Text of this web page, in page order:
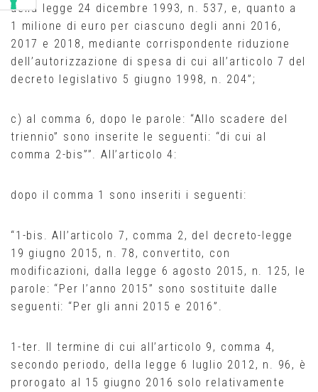
della legge 24 dicembre 1993, n. 537, e, quanto a
1 milione di euro per ciascuno degli anni 2016,
2017 e 2018, mediante corrispondente riduzione
dell’autorizzazione di spesa di cui all’articolo 7 del
decreto legislativo 5 giugno 1998, n. 204”;
c) al comma 6, dopo le parole: “Allo scadere del
triennio” sono inserite le seguenti: “di cui al
comma 2-bis””. All’articolo 4:
dopo il comma 1 sono inseriti i seguenti:
“1-bis. All’articolo 7, comma 2, del decreto-legge
19 giugno 2015, n. 78, convertito, con
modificazioni, dalla legge 6 agosto 2015, n. 125, le
parole: “Per l’anno 2015” sono sostituite dalle
seguenti: “Per gli anni 2015 e 2016”.
1-ter. Il termine di cui all’articolo 9, comma 4,
secondo periodo, della legge 6 luglio 2012, n. 96, è
prorogato al 15 giugno 2016 solo relativamente